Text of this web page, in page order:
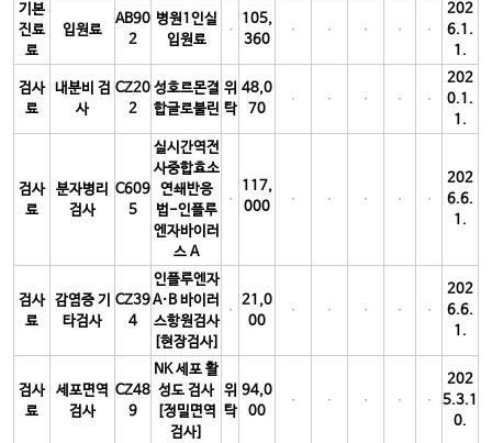
기본
진료
료
입원료
AB90
2
병원1인실
입원료
105,
360
202
6.1.
1.
검사
료
내분비 검
사
CZ20
2
성호르몬결
합글로불린
위
탁
48,0
70
202
0.1.
1.
검사
료
분자병리
검사
C609
5
실시간역전
사중합효소
연쇄반응
법-인플루
엔자바이러
스 A
117,
000
202
6.6.
1.
검사
료
감염증 기
타검사
CZ39
4
인플루엔자
A·B 바이러
스항원검사
[현장검사]
21,0
00
202
6.6.
1.
검사
료
세포면역
검사
CZ48
9
NK 세포 활
성도 검사
[정밀면역
검사]
위
탁
94,0
00
202
5.3.1
0.